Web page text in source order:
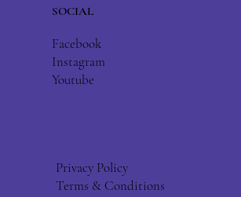
SOCIAL
Facebook
Instagram
Youtube
Privacy Policy
Terms & Conditions